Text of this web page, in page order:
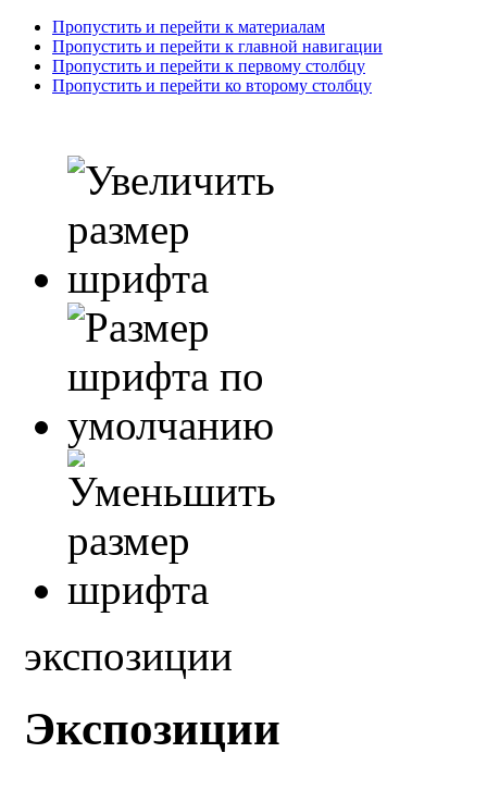
Пропустить и перейти к материалам
Пропустить и перейти к главной навигации
Пропустить и перейти к первому столбцу
Пропустить и перейти ко второму столбцу
экспозиции
Экспозиции